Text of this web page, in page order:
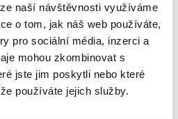
naší návštěvnosti využíváme
o tom, jak náš web používáte,
pro sociální média, inzerci a
mohou zkombinovat s
jste jim poskytli nebo které
používáte jejich služby.
události
našich
podpoříte naši